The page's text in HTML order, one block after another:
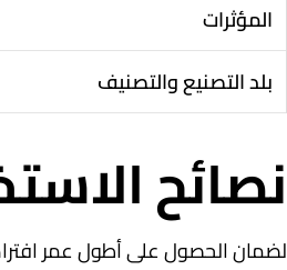
المؤثرات
بلد التصنيع والتصنيف
نصائح
لضمان الحصول على أطول عمر